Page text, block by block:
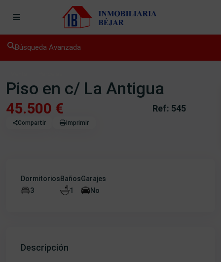
Búsqueda Avanzada
Piso en c/ La Antigua
Ref: 545
45.500 €
Compartir Imprimir
Dormitorios
3
Baños
1
Garajes
No
Descripción